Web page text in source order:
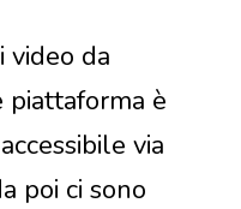
video da
piattaforma è
via
poi ci sono